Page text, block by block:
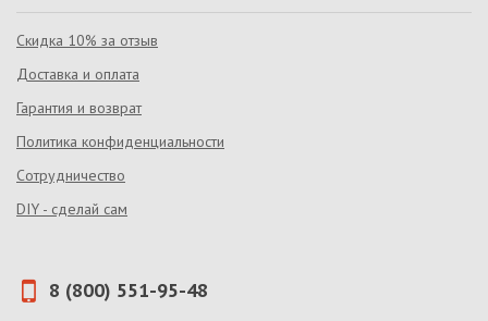
Скидка 10% за отзыв
Доставка и оплата
Гарантия и возврат
Политика конфиденциальности
Сотрудничество
DIY - сделай сам
8 (800) 551-95-48